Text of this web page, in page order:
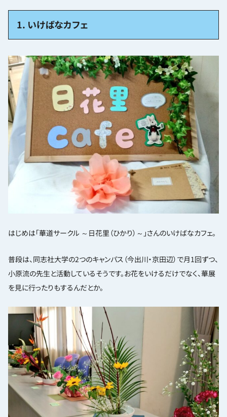
1. いけばなカフェ
はじめは「華道サークル ～日花里（ひかり）～」さんのいけばなカフェ。
普段は、同志社大学の2つのキャンパス（今出川・京田辺）で月1回ずつ、
小原流の先生と活動しているそうです。お花をいけるだけでなく、華展
を見に行ったりもするんだとか。